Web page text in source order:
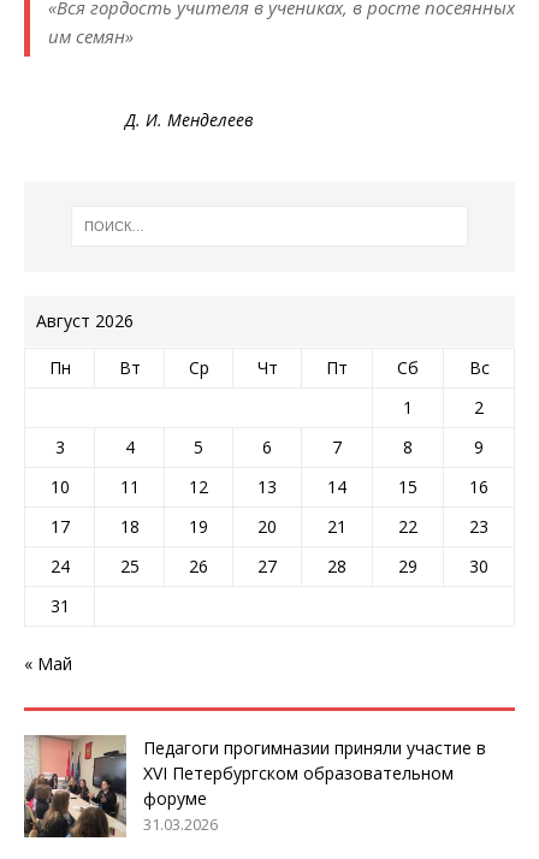
«Вся гордость учителя в учениках, в росте посеянных
им семян»
Д. И. Менделеев
Август 2026
Пн Вт Ср Чт Пт Сб
Вс
1
2
3
4 5 6 7 8
9
10
11 12 13 14 15
16
17
18 19 20 21 22
23
24
25 26 27 28 29
30
31
« Май
Педагоги прогимназии приняли участие в
XVI Петербургском образовательном
форуме
31.03.2026